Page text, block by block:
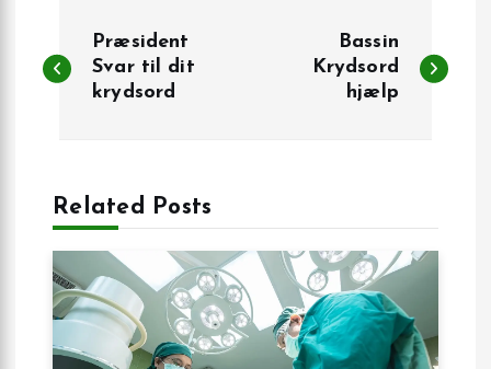
n
æ
g
s
Præsident
Svar til dit
krydsord
Bassin
Krydsord
hjælp
Related Posts